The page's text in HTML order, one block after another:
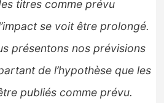
titres comme prévu
se voit être prolongé.
présentons nos prévisions
de l’hypothèse que les
publiés comme prévu.